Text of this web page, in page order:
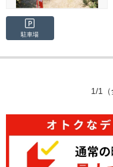
駐車場
1/1